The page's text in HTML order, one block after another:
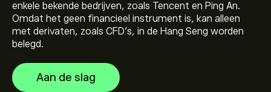
enkele bekende bedrijven, zoals Tencent en Ping An.
Omdat het geen financieel instrument is, kan alleen
met derivaten, zoals CFD's, in de Hang Seng worden
belegd.
Aan de slag
Selecteer het "1D" of "1W" tijdsbestek op de eToro
grafiek en zoom uit om de historische prijsbewegingen
te zien van HKG50 Index. De prijs van HKG50 Index lag
Index (HKG50)" op de eToro-website. Zodra je een
account hebt aangemaakt en geld hebt gestort, klik je